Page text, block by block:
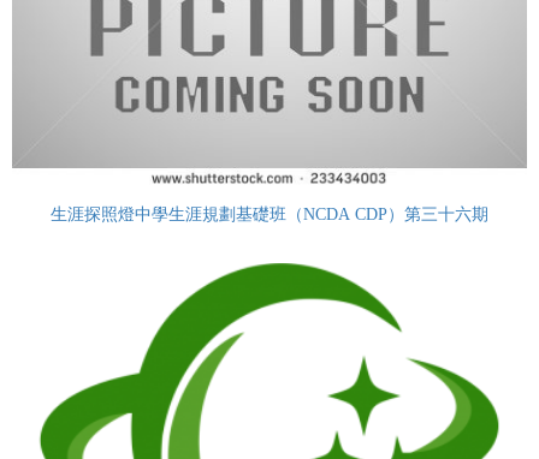
生涯探照燈中學生涯規劃基礎班（NCDA CDP）第三十六期